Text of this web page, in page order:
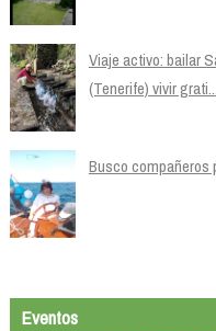
Viaje activo: bailar
(Tenerife) vivir grati...
Busco compañeros
Eventos